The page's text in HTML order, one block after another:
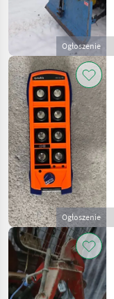
Ogłoszenie
Ogłoszenie